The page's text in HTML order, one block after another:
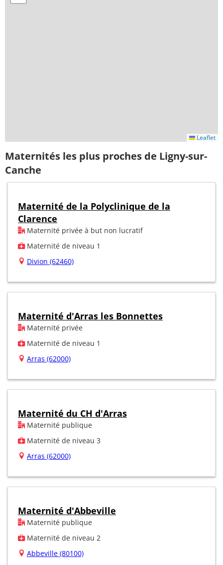
Leaflet
Maternités les plus proches de Ligny-sur-
Canche
Maternité de la Polyclinique de la
Clarence
Maternité privée à but non lucratif
Maternité de niveau 1
Divion (62460)
Maternité d'Arras les Bonnettes
Maternité privée
Maternité de niveau 1
Arras (62000)
Maternité du CH d'Arras
Maternité publique
Maternité de niveau 3
Arras (62000)
Maternité d'Abbeville
Maternité publique
Maternité de niveau 2
Abbeville (80100)